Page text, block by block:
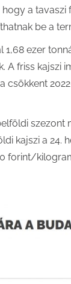
a
be a
1,68 ezer
A friss kajszi
csökkent
kajszi a 24.
forint/